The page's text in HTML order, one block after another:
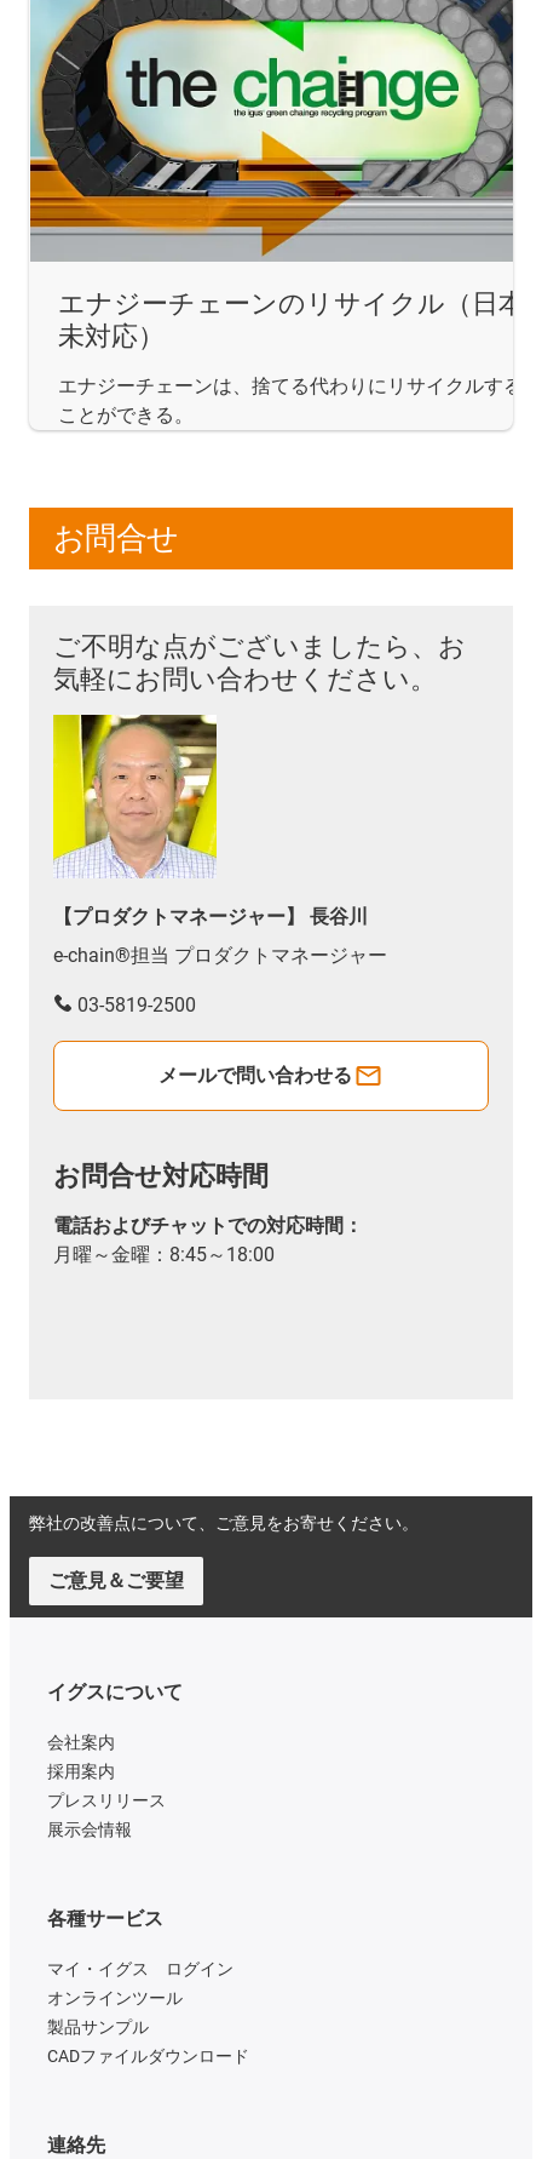
エナジーチェーンのリサイクル（日本
未対応）
エナジーチェーンは、捨てる代わりにリサイクルする
ことができる。
お問合せ
ご不明な点がございましたら、お
気軽にお問い合わせください。
【プロダクトマネージャー】 長谷川
e-chain®担当 プロダクトマネージャー
03-5819-2500
メールで問い合わせる
お問合せ対応時間
電話およびチャットでの対応時間：
月曜～金曜：8:45～18:00
弊社の改善点について、ご意見をお寄せください。
ご意見＆ご要望
イグスについて
会社案内
採用案内
プレスリリース
展示会情報
各種サービス
マイ・イグス ログイン
オンラインツール
製品サンプル
CADファイルダウンロード
連絡先